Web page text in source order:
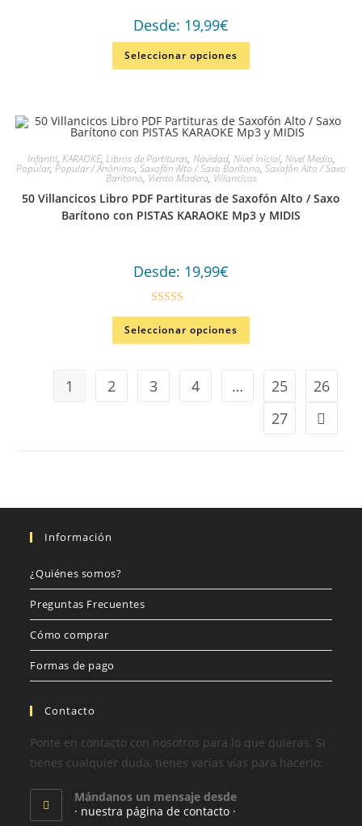
Desde: 19,99€
Seleccionar opciones
Infantil, KARAOKE, Libros de Partituras, Navidad, Nivel Inicial, Nivel Medio,
Popular, Popular / Anónimo, Saxofón Alto / Saxo Barítono, Saxofón Alto / Saxo
Barítono, Viento Madera, Villancicos
50 Villancicos Libro PDF Partituras de Saxofón Alto / Saxo
Barítono con PISTAS KARAOKE Mp3 y MIDIS
Desde: 19,99€
Valorado en
5.00de 5
Seleccionar opciones
1 2 3 4 … 25
26
27
Información
¿Quiénes somos?
Preguntas Frecuentes
Cómo comprar
Formas de pago
Contacto
Ponte en contacto con nosotros para lo que quieras. Si
tienes cualquier duda, tienes varias vías para hacerlo:
Mándanos un mensaje desde
· nuestra página de contacto ·